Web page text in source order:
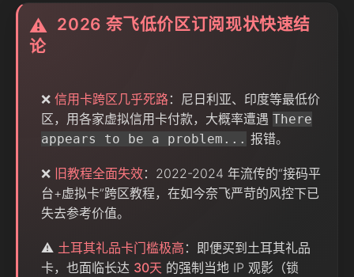
⚠️ 2026 奈飞低价区订阅现状快速结
论
❌ 信用卡跨区几乎死路：尼日利亚、印度等最低价
区，用各家虚拟信用卡付款，大概率遭遇 There
appears to be a problem... 报错。
❌ 旧教程全面失效：2022-2024 年流传的“接码平
台+虚拟卡”跨区教程，在如今奈飞严苛的风控下已
失去参考价值。
⚠️ 土耳其礼品卡门槛极高 ：即便买到土耳其礼品
卡，也面临长达 30天 的强制当地 IP 观影（锁